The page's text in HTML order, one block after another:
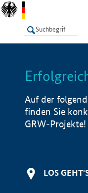
LISTE
Auf der
finden Sie
GRW-Projekte!
LOS